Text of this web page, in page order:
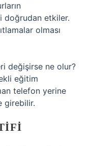
doğrudan etkiler.
olması
değişirse ne olur?
eğitim
telefon yerine
girebilir.